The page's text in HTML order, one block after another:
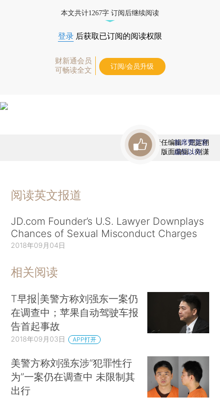
本文共计1267字 订阅后继续阅读
登录 后获取已订阅的阅读权限
财新通会员
可畅读全文
订阅/会员升级
责任编辑：屈运栩
版面编辑：刘潇
首席赞赏官
虚位以待
阅读英文报道
JD.com Founder’s U.S. Lawyer Downplays
Chances of Sexual Misconduct Charges
2018年09月04日
相关阅读
T早报|美警方称刘强东一案仍
在调查中；苹果自动驾驶车报
告首起事故
2018年09月03日 APP打开
美警方称刘强东涉“犯罪性行
为”一案仍在调查中 未限制其
出行